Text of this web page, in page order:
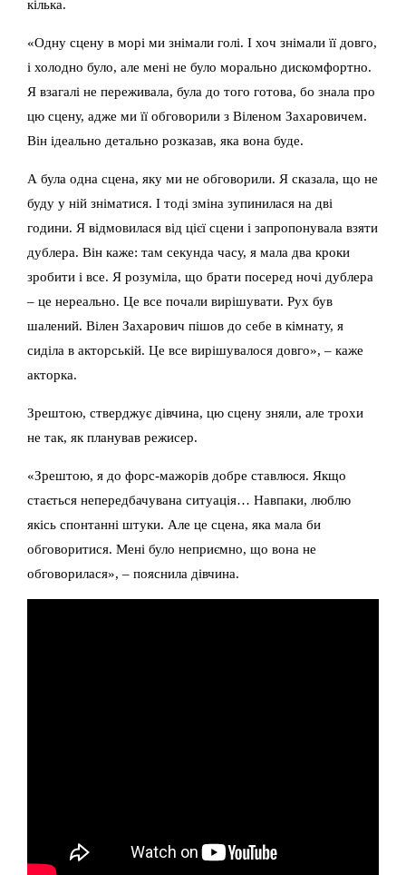
кілька.
«Одну сцену в морі ми знімали голі. І хоч знімали її довго,
і холодно було, але мені не було морально дискомфортно.
Я взагалі не переживала, була до того готова, бо знала про
цю сцену, адже ми її обговорили з Віленом Захаровичем.
Він ідеально детально розказав, яка вона буде.
А була одна сцена, яку ми не обговорили. Я сказала, що не
буду у ній зніматися. І тоді зміна зупинилася на дві
години. Я відмовилася від цієї сцени і запропонувала взяти
дублера. Він каже: там секунда часу, я мала два кроки
зробити і все. Я розуміла, що брати посеред ночі дублера
– це нереально. Це все почали вирішувати. Рух був
шалений. Вілен Захарович пішов до себе в кімнату, я
сиділа в акторській. Це все вирішувалося довго», – каже
акторка.
Зрештою, стверджує дівчина, цю сцену зняли, але трохи
не так, як планував режисер.
«Зрештою, я до форс-мажорів добре ставлюся. Якщо
стається непередбачувана ситуація… Навпаки, люблю
якісь спонтанні штуки. Але це сцена, яка мала би
обговоритися. Мені було неприємно, що вона не
обговорилася», – пояснила дівчина.